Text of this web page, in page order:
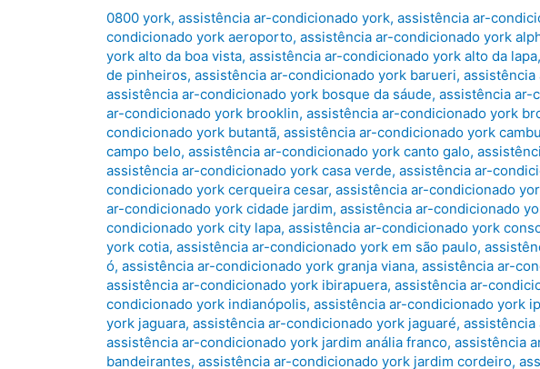
0800 york, assistência ar-condicionado york, assistência ar-
condicionado york aeroporto, assistência ar-condicionado york
york alto da boa vista, assistência ar-condicionado york alto da lapa,
de pinheiros, assistência ar-condicionado york barueri, assistência
assistência ar-condicionado york bosque da sáude, assistência ar-
ar-condicionado york brooklin, assistência ar-condicionado york
condicionado york butantã, assistência ar-condicionado york
campo belo, assistência ar-condicionado york canto galo,
assistência ar-condicionado york casa verde, assistência ar-
condicionado york cerqueira cesar, assistência ar-condicionado
ar-condicionado york cidade jardim, assistência ar-condicionado
condicionado york city lapa, assistência ar-condicionado york
york cotia, assistência ar-condicionado york em são paulo,
ó, assistência ar-condicionado york granja viana, assistência ar-
assistência ar-condicionado york ibirapuera, assistência ar-
condicionado york indianópolis, assistência ar-condicionado york
york jaguara, assistência ar-condicionado york jaguaré, assistência
assistência ar-condicionado york jardim anália franco, assistência
bandeirantes, assistência ar-condicionado york jardim cordeiro,